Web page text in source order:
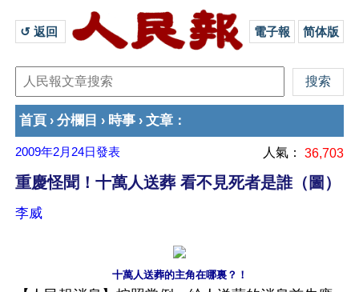
↺ 返回 電子報 简体版
首頁 › 分欄目 › 時事 › 文章 ：
2009年2月24日發表 人氣： 36,703
重慶怪聞！十萬人送葬 看不見死者是誰（圖）
李威
十萬人送葬的主角在哪裏？！